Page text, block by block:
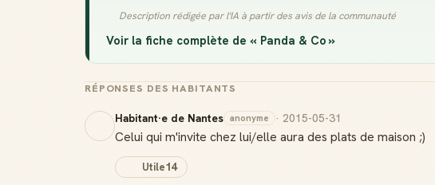
Description rédigée par l'IA à partir des avis de la communauté
Voir la fiche complète de « Panda & Co »
RÉPONSES DES HABITANTS
Habitant·e de Nantes anonyme · 2015-05-31
Celui qui m'invite chez lui/elle aura des plats de maison ;)
Utile14